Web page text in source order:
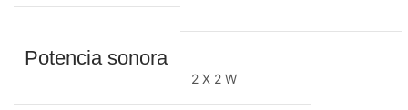
Potencia sonora
2 X 2 W